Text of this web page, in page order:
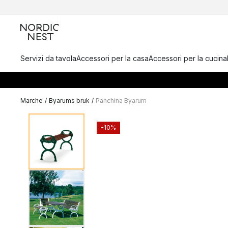
Servizi da tavolaAccessori per la casaAccessori per la cucina
Marche / Byarums bruk / Panchina Byarum
-10%